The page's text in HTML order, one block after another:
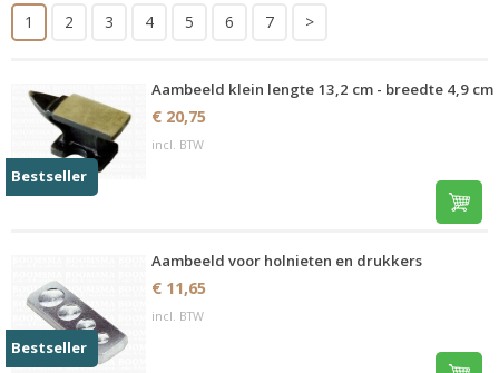
1
2 3 4 5 6 7 >
Bestseller
Aambeeld klein lengte 13,2 cm - breedte 4,9 cm
€ 20,75
incl. BTW
Bestseller
Aambeeld voor holnieten en drukkers
€ 11,65
incl. BTW